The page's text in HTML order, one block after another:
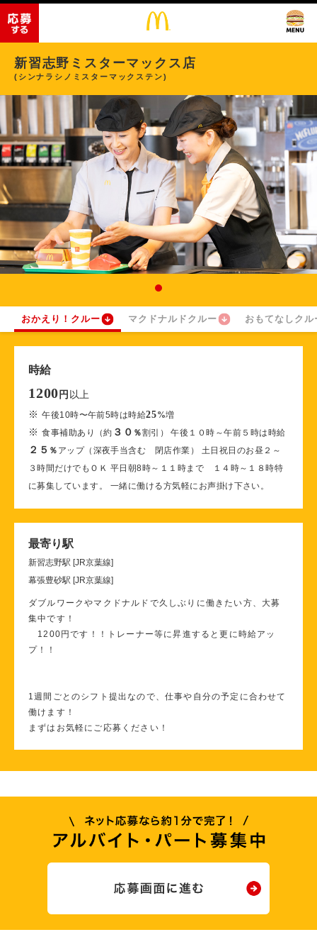
新習志野ミスターマックス店
(シンナラシノミスターマックステン)
おかえり！クルー マクドナルドクルー おもてなしクル
時給
1200 円 以上
※午後10時〜午前5時は時給25%増
※食事補助あり（約 ３０ ％割引） 午後１０時～午前５時は時給
２５ ％ アップ（深夜手当含む 閉店作業） 土日祝日のお昼２～
３時間だけでもＯＫ 平日朝8時～１１時まで １４時～１８時特
に募集しています。 一緒に働ける方気軽にお声掛け下さい。
最寄り駅
新習志野駅 [JR京葉線]
幕張豊砂駅 [JR京葉線]
ダブルワークやマクドナルドで久しぶりに働きたい方、大募
集中です！
1200円です！！トレーナー等に昇進すると更に時給アッ
プ！！
1週間ごとのシフト提出なので、仕事や自分の予定に合わせて
働けます！
まずはお気軽にご応募ください！